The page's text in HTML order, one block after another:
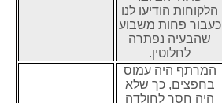
הלקוחות הודיעו לנו
כעבור פחות משבוע
שהבעיה נפתרה
לחלוטין.
המרתף היה עמוס
בחפצים, כך שלא
היה חסר לחולדה